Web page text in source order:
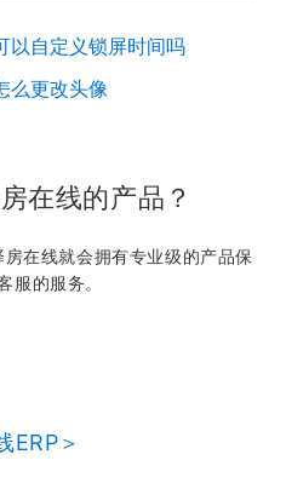
以自定义锁屏时间吗
么更改头像
在线的产品？
在线就会拥有专业级的产品保
服的服务。
ERP＞